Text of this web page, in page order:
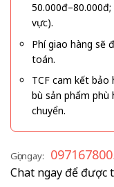
vực).
Phí giao hàng sẽ
toán.
TCF cam kết bảo
bù sản phẩm
chuyển.
Gọi ngay:
Chat ngay để được